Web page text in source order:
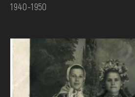
1940-1950